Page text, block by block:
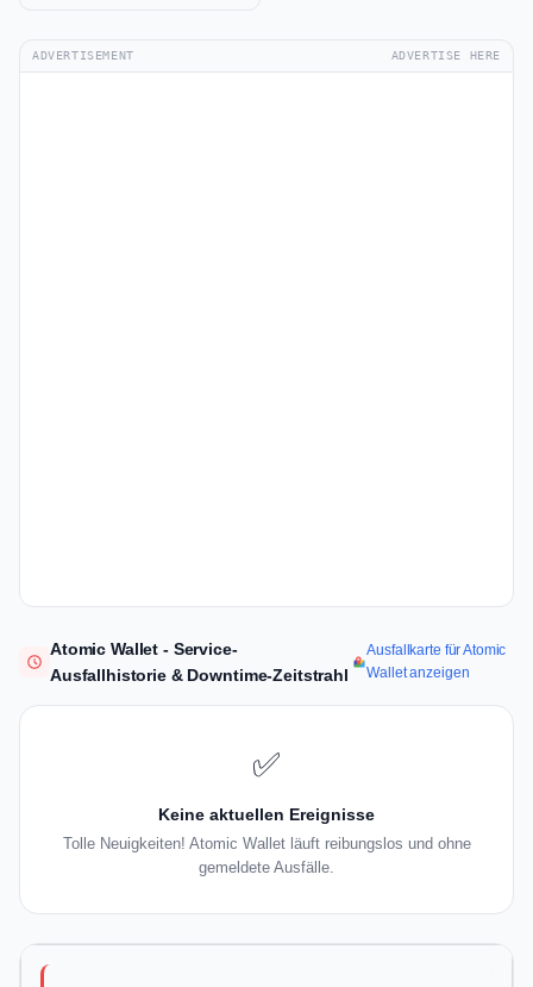
ADVERTISEMENT ADVERTISE HERE
Atomic Wallet - Service-
Ausfallhistorie & Downtime-Zeitstrahl
Ausfallkarte für Atomic
Wallet anzeigen
✅
Keine aktuellen Ereignisse
Tolle Neuigkeiten! Atomic Wallet läuft reibungslos und ohne
gemeldete Ausfälle.